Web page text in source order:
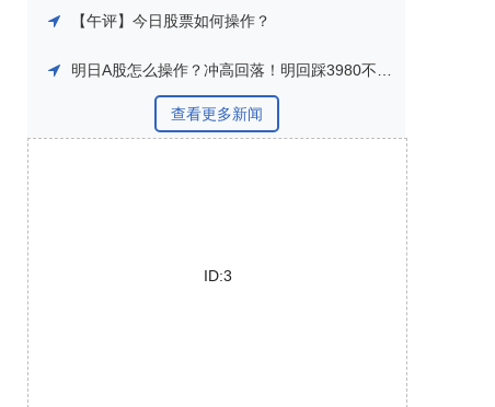
【午评】今日股票如何操作？
明日A股怎么操作？冲高回落！明回踩3980不破仍做多！
查看更多新闻
ID:3